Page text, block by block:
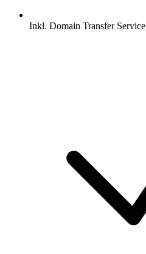
Inkl. Domain Transfer Service